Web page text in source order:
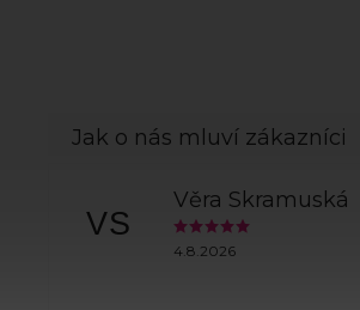
VS
Věra Skramuská
4.8.2026